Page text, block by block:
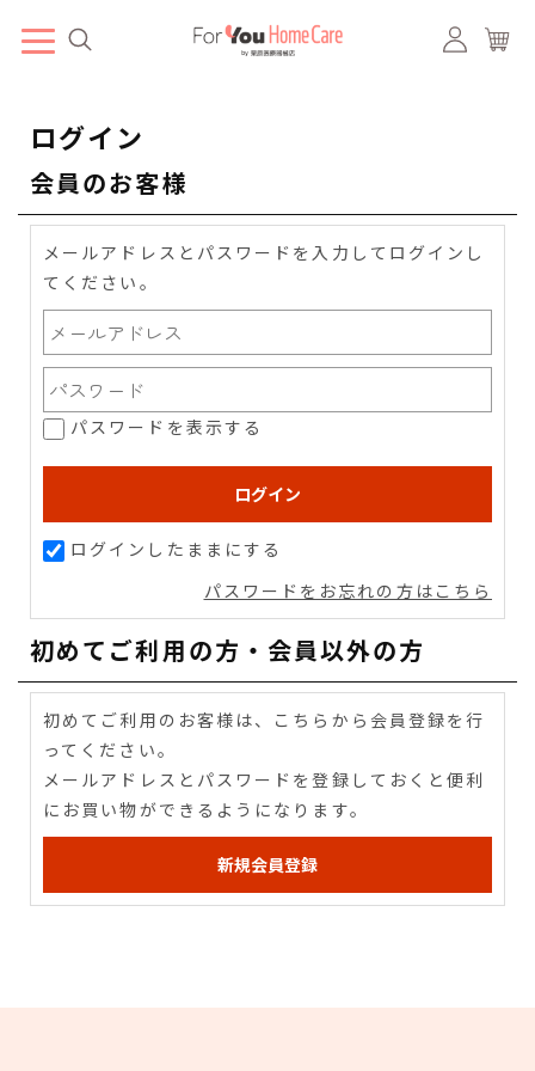
ログイン
会員のお客様
メールアドレスとパスワードを入力してログインし
てください。
パスワードを表示する
ログインしたままにする
パスワードをお忘れの方はこちら
初めてご利用の方・会員以外の方
初めてご利用のお客様は、こちらから会員登録を行
ってください。
メールアドレスとパスワードを登録しておくと便利
にお買い物ができるようになります。